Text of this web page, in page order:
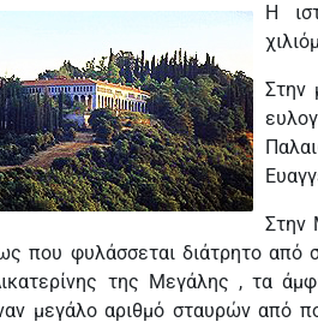
Η
Στην
Στην
που φυλάσσεται διάτρητο από
της Μεγάλης , τα
μεγάλο αριθμό σταυρών από